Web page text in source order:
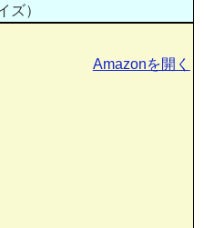
ズ）
Amazonを開く